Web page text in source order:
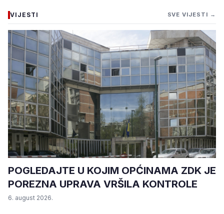
VIJESTI SVE VIJESTI →
POGLEDAJTE U KOJIM OPĆINAMA ZDK JE
POREZNA UPRAVA VRŠILA KONTROLE
6. august 2026.